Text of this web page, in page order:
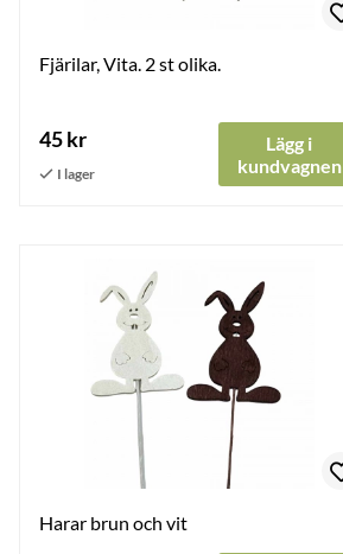
Fjärilar, Vita. 2 st olika.
45 kr
Lägg i
kundvagnen
Harar brun och vit